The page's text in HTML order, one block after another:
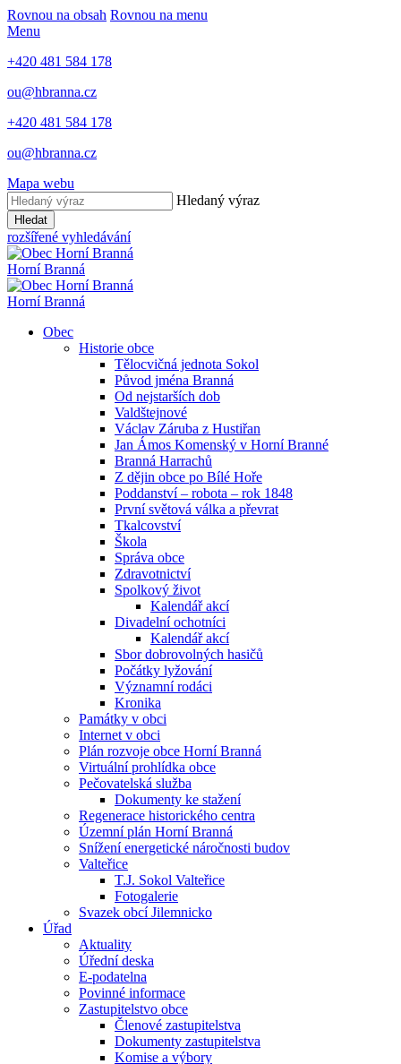
Rovnou na obsah Rovnou na menu
Menu
+420 481 584 178
ou@hbranna.cz
+420 481 584 178
ou@hbranna.cz
Mapa webu
Hledaný výraz
Hledat
rozšířené vyhledávání
Horní Branná
Horní Branná
Obec
Historie obce
Tělocvičná jednota Sokol
Původ jména Branná
Od nejstarších dob
Valdštejnové
Václav Záruba z Hustiřan
Jan Ámos Komenský v Horní Branné
Branná Harrachů
Z dějin obce po Bílé Hoře
Poddanství – robota – rok 1848
První světová válka a převrat
Tkalcovství
Škola
Správa obce
Zdravotnictví
Spolkový život
Kalendář akcí
Divadelní ochotníci
Kalendář akcí
Sbor dobrovolných hasičů
Počátky lyžování
Významní rodáci
Kronika
Památky v obci
Internet v obci
Plán rozvoje obce Horní Branná
Virtuální prohlídka obce
Pečovatelská služba
Dokumenty ke stažení
Regenerace historického centra
Územní plán Horní Branná
Snížení energetické náročnosti budov
Valteřice
T.J. Sokol Valteřice
Fotogalerie
Svazek obcí Jilemnicko
Úřad
Aktuality
Úřední deska
E-podatelna
Povinné informace
Zastupitelstvo obce
Členové zastupitelstva
Dokumenty zastupitelstva
Komise a výbory